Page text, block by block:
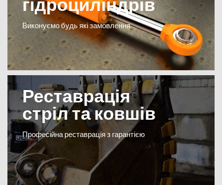
гідроциліндрів
Виконуємо будь які замовлення
Реставрація
стріл та ковшів
Професійна реставрація з гарантією